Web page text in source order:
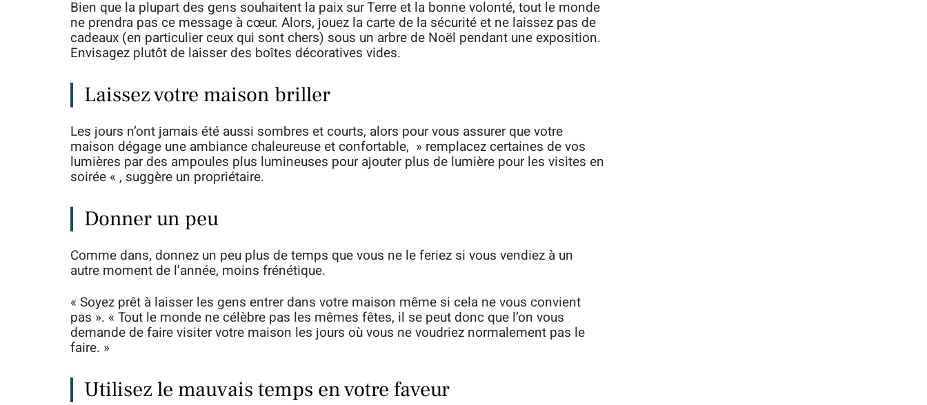
Bien que la plupart des gens souhaitent la paix sur Terre et la bonne volonté, tout le monde
ne prendra pas ce message à cœur. Alors, jouez la carte de la sécurité et ne laissez pas de
cadeaux (en particulier ceux qui sont chers) sous un arbre de Noël pendant une exposition.
Envisagez plutôt de laisser des boîtes décoratives vides.
Laissez votre maison briller
Les jours n’ont jamais été aussi sombres et courts, alors pour vous assurer que votre
maison dégage une ambiance chaleureuse et confortable, » remplacez certaines de vos
lumières par des ampoules plus lumineuses pour ajouter plus de lumière pour les visites en
soirée « , suggère un propriétaire.
Donner un peu
Comme dans, donnez un peu plus de temps que vous ne le feriez si vous vendiez à un
autre moment de l’année, moins frénétique.
« Soyez prêt à laisser les gens entrer dans votre maison même si cela ne vous convient
pas ». « Tout le monde ne célèbre pas les mêmes fêtes, il se peut donc que l’on vous
demande de faire visiter votre maison les jours où vous ne voudriez normalement pas le
faire. »
Utilisez le mauvais temps en votre faveur